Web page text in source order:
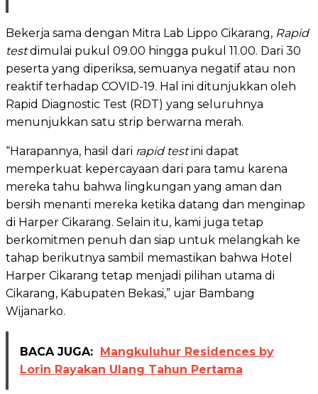
Bekerja sama dengan Mitra Lab Lippo Cikarang, Rapid
testdimulai pukul 09.00 hingga pukul 11.00. Dari 30
peserta yang diperiksa, semuanya negatif atau non
reaktif terhadap COVID-19. Hal ini ditunjukkan oleh
Rapid Diagnostic Test (RDT) yang seluruhnya
menunjukkan satu strip berwarna merah.
“Harapannya, hasil dari rapid testini dapat
memperkuat kepercayaan dari para tamu karena
mereka tahu bahwa lingkungan yang aman dan
bersih menanti mereka ketika datang dan menginap
di Harper Cikarang. Selain itu, kami juga tetap
berkomitmen penuh dan siap untuk melangkah ke
tahap berikutnya sambil memastikan bahwa Hotel
Harper Cikarang tetap menjadi pilihan utama di
Cikarang, Kabupaten Bekasi,” ujar Bambang
Wijanarko.
BACA JUGA: Mangkuluhur Residences by
Lorin Rayakan Ulang Tahun Pertama